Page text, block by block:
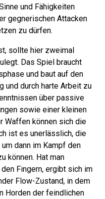
und Fähigkeiten
gegnerischen Attacken
zu dürfen.
sollte hier zweimal
Das Spiel braucht
und baut auf den
und durch harte Arbeit zu
über passive
sowie einer kleinen
Waffen können sich die
ist es unerlässlich, die
dann im Kampf den
können. Hat man
Fingern, ergibt sich im
Flow-Zustand, in dem
Horden der feindlichen